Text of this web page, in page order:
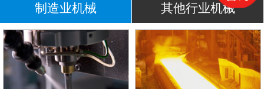
制造业机械 其他行业机械